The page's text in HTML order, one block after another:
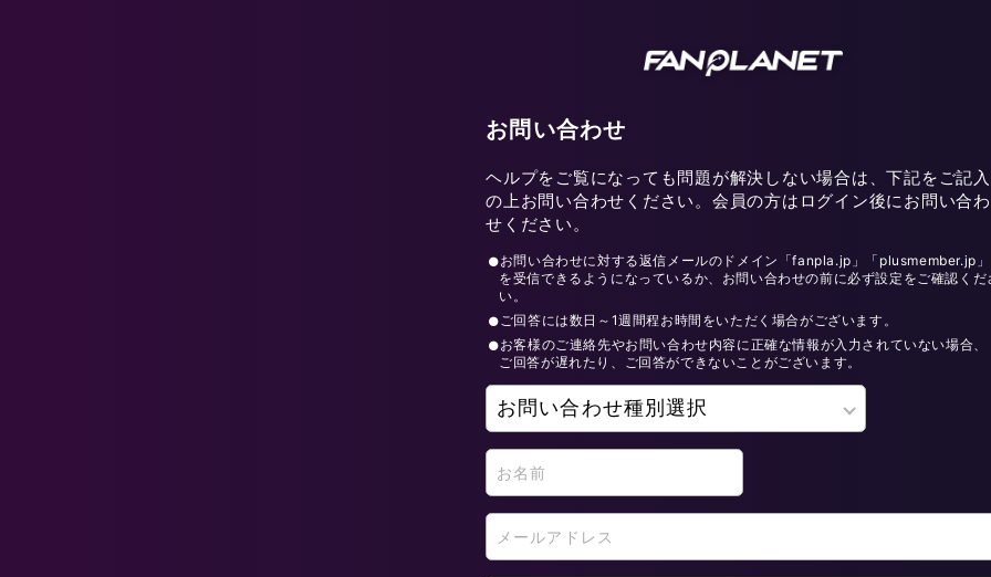
お問い合わせ
ヘルプをご覧になっても問題が解決しない場合は、下記をご記入
の上お問い合わせください。会員の方はログイン後にお問い合わ
せください。
お問い合わせに対する返信メールのドメイン「fanpla.jp」「plusmember.jp」
を受信できるようになっているか、お問い合わせの前に必ず設定をご確認くだ
い。
ご回答には数日～1週間程お時間をいただく場合がございます。
お客様のご連絡先やお問い合わせ内容に正確な情報が入力されていない場合、
ご回答が遅れたり、ご回答ができないことがございます。